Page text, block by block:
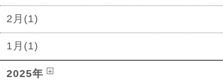
2月(1)
1月(1)
2025年